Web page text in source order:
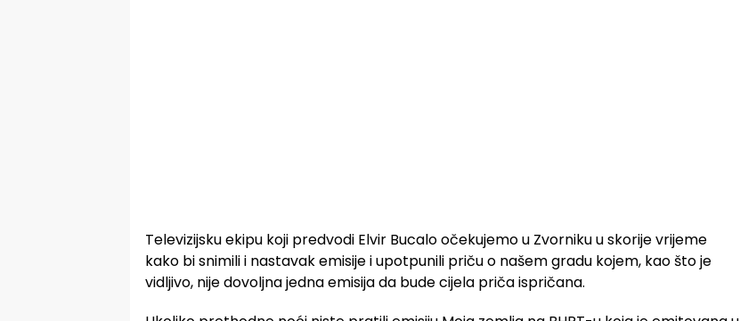
Televizijsku ekipu koji predvodi Elvir Bucalo očekujemo u Zvorniku u skorije vrijeme
kako bi snimili i nastavak emisije i upotpunili priču o našem gradu kojem, kao što je
vidljivo, nije dovoljna jedna emisija da bude cijela priča ispričana.